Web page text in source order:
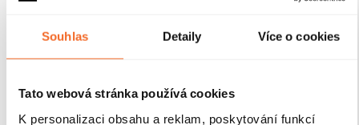
Souhlas Detaily Více o cookies
Tato webová stránka používá cookies
K personalizaci obsahu a reklam, poskytování funkcí